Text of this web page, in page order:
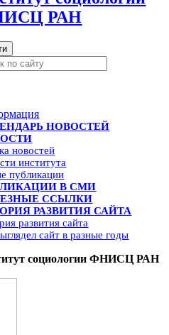
РАН
НОВОСТЕЙ
новостей
института
публикации
В СМИ
ССЫЛКИ
РАЗВИТИЯ САЙТА
развития сайта
сайт в разные годы
социологии ФНИСЦ РАН